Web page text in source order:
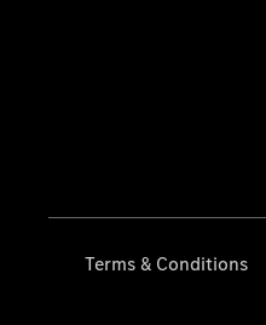
Terms & Conditions